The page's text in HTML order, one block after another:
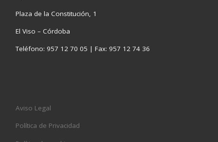
Plaza de la Constitución, 1
El Viso – Córdoba
Teléfono: 957 12 70 05 | Fax: 957 12 74 36
Aviso Legal
Política de Privacidad